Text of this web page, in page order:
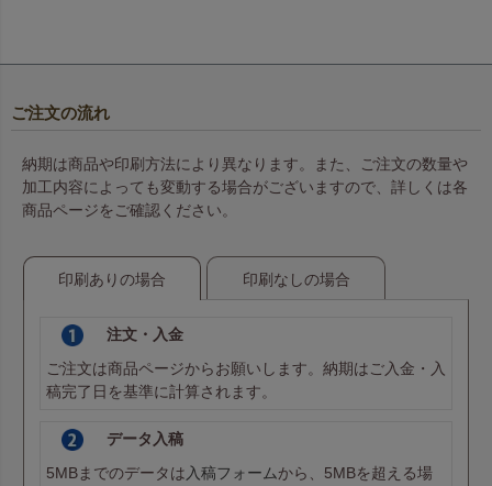
ご注文の流れ
納期は商品や印刷方法により異なります。また、ご注文の数量や
加工内容によっても変動する場合がございますので、詳しくは各
商品ページをご確認ください。
印刷ありの場合 印刷なしの場合
注文・入金
ご注文は商品ページからお願いします。納期はご入金・入
稿完了日を基準に計算されます。
データ入稿
5MBまでのデータは 入稿フォームから、5MBを超える場